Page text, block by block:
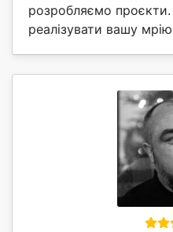
розробляємо
реалізувати вашу